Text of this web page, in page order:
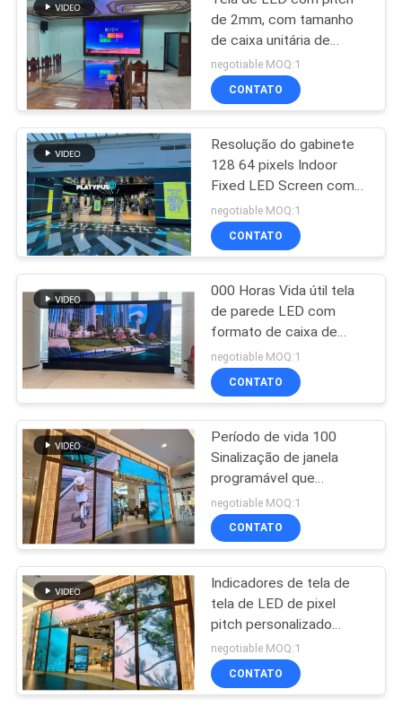
de 2mm, com tamanho
de caixa unitária de
640x640mm, perfeita
para paredes de vídeo
internas e displays de
negotiable MOQ:1
CONTATO
Resolução do gabinete
128 64 pixels Indoor
Fixed LED Screen com
640x640mm Unit Box
Size and Viewing Angle
Horizontal 160 graus
negotiable MOQ:1
CONTATO
000 Horas Vida útil tela
de parede LED com
formato de caixa de
unidade 640x640mm
performance para
estádios salas de
públicos
negotiable MOQ:1
CONTATO
Período de vida 100
Sinalização de janela
programável que
incorpora moldura de
alumínio e opções de
exibição digital flexíveis
negotiable MOQ:1
CONTATO
Indicadores de tela de
tela de LED de pixel
pitch personalizado
Quadro de alumínio
Design sem costura
Soluções de sinalização
negotiable MOQ:1
CONTATO